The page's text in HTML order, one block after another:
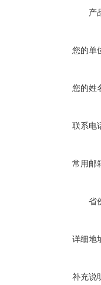
产
您的单
您的姓
联系电
常用邮
省
详细地
补充说